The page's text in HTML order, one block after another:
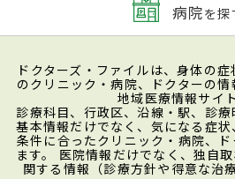
病院を探
ドクターズ・ファイルは、身体の
のクリニック・病院、ドクターの
地域医療情報サイ
診療科目、行政区、沿線・駅、診
基本情報だけでなく、気になる症
条件に合ったクリニック・病院、
ます。 医院情報だけでなく、独自
関する情報（診療方針や得意な治